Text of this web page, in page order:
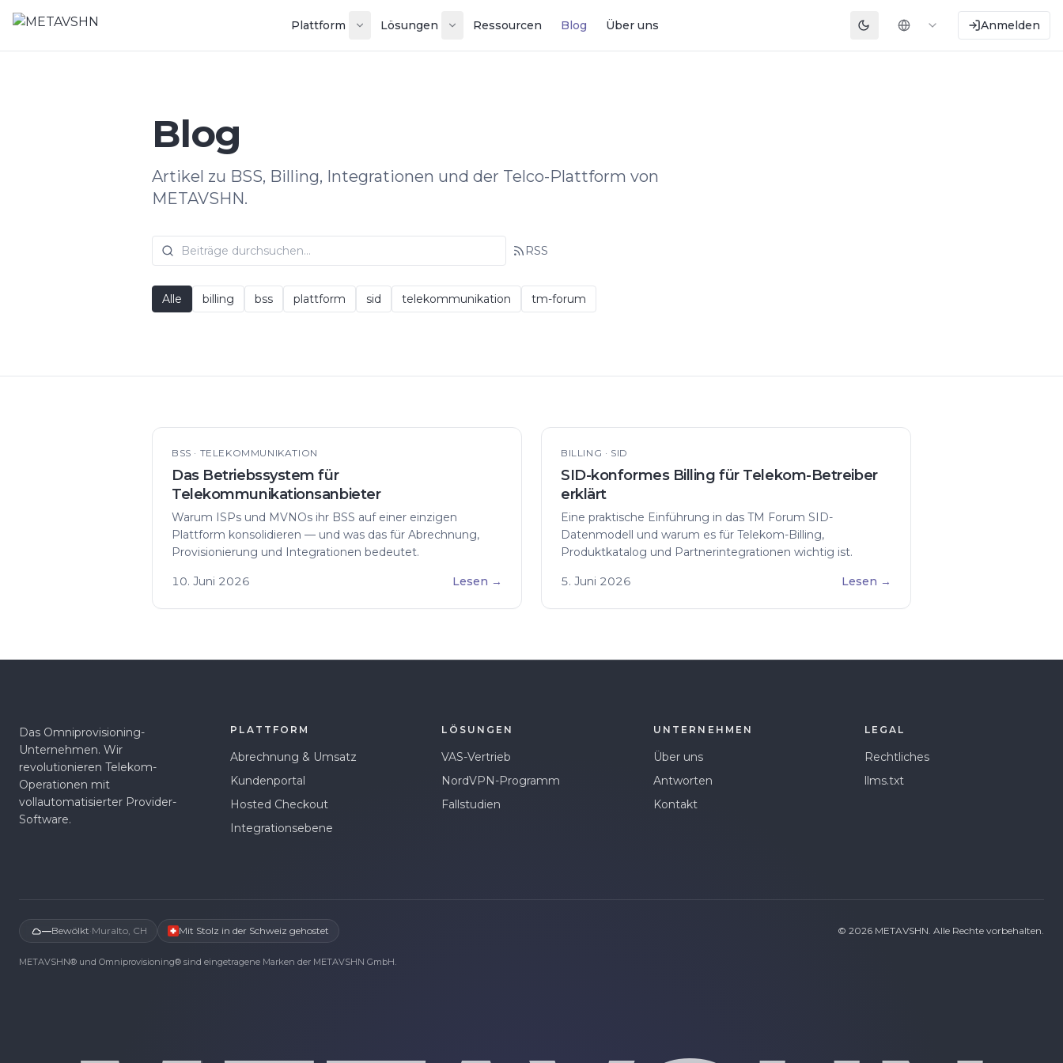
Plattform Lösungen Ressourcen Blog Über uns Toggle theme Anmelden
Blog
Artikel zu BSS, Billing, Integrationen und der Telco-Plattform von
METAVSHN.
RSS
Alle billing bss plattform sid telekommunikation tm-forum
BSS · TELEKOMMUNIKATION
Das Betriebssystem für
Telekommunikationsanbieter
Warum ISPs und MVNOs ihr BSS auf einer einzigen
Plattform konsolidieren — und was das für Abrechnung,
Provisionierung und Integrationen bedeutet.
10. Juni 2026 Lesen →
BILLING · SID
SID-konformes Billing für Telekom-Betreiber
erklärt
Eine praktische Einführung in das TM Forum SID-
Datenmodell und warum es für Telekom-Billing,
Produktkatalog und Partnerintegrationen wichtig ist.
5. Juni 2026 Lesen →
Das Omniprovisioning-
Unternehmen. Wir
revolutionieren Telekom-
Operationen mit
vollautomatisierter Provider-
Software.
PLATTFORM
Abrechnung & Umsatz
Kundenportal
Hosted Checkout
Integrationsebene
LÖSUNGEN
VAS-Vertrieb
NordVPN-Programm
Fallstudien
UNTERNEHMEN
Über uns
Antworten
Kontakt
LEGAL
Rechtliches
llms.txt
—Bewölkt·Muralto, CH Mit Stolz in der Schweiz gehostet © 2026 METAVSHN. Alle Rechte vorbehalten.
METAVSHN® und Omniprovisioning® sind eingetragene Marken der METAVSHN GmbH.